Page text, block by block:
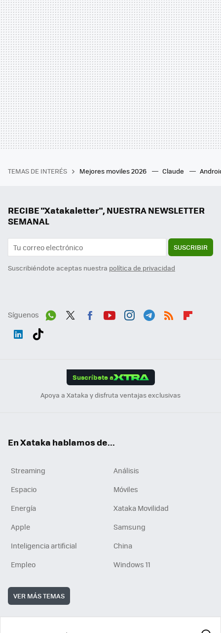
TEMAS DE INTERÉS Mejores moviles 2026 Claude
RECIBE "Xatakaletter", NUESTRA NEWSLETTER
SEMANAL
SUSCRIBIR
Suscribiéndote aceptas nuestra política de privacidad
Síguenos
Suscríbete a
Apoya a Xataka y disfruta ventajas exclusivas
En Xataka hablamos de...
Streaming
Análisis
Espacio
Móviles
Energía
Xataka Movilidad
Apple
Samsung
Inteligencia artificial
China
Empleo
Windows 11
VER MÁS TEMAS